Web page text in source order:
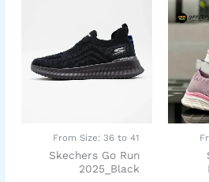
From Size: 36 to 41
Skechers Go Run
2025_Black
1.300,00EGP.
899,00EGP.
الأشكال
المختلفة
لهذا
اختيار
الخيارات